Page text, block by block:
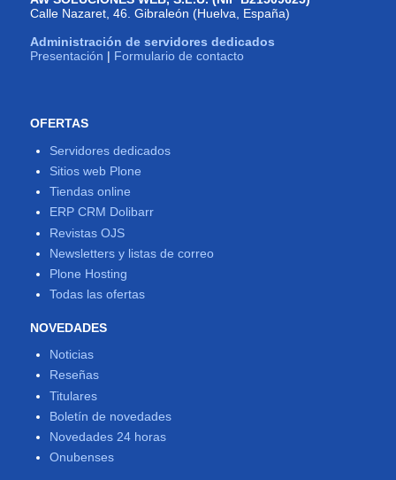
Calle Nazaret, 46. Gibraleón (Huelva, España)
Administración de servidores dedicados
Presentación | Formulario de contacto
OFERTAS
Servidores dedicados
Sitios web Plone
Tiendas online
ERP CRM Dolibarr
Revistas OJS
Newsletters y listas de correo
Plone Hosting
Todas las ofertas
NOVEDADES
Noticias
Reseñas
Titulares
Boletín de novedades
Novedades 24 horas
Onubenses